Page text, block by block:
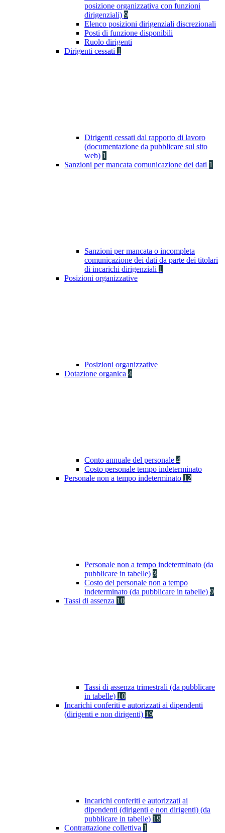
posizione organizzativa con funzioni
dirigenziali) 9
Elenco posizioni dirigenziali discrezionali
Posti di funzione disponibili
Ruolo dirigenti
Dirigenti cessati 1
Dirigenti cessati dal rapporto di lavoro
(documentazione da pubblicare sul sito
web) 1
Sanzioni per mancata comunicazione dei dati 1
Sanzioni per mancata o incompleta
comunicazione dei dati da parte dei titolari
di incarichi dirigenziali 1
Posizioni organizzative
Posizioni organizzative
Dotazione organica 4
Conto annuale del personale 4
Costo personale tempo indeterminato
Personale non a tempo indeterminato 12
Personale non a tempo indeterminato (da
pubblicare in tabelle) 3
Costo del personale non a tempo
indeterminato (da pubblicare in tabelle) 9
Tassi di assenza 10
Tassi di assenza trimestrali (da pubblicare
in tabelle) 10
Incarichi conferiti e autorizzati ai dipendenti
(dirigenti e non dirigenti) 19
Incarichi conferiti e autorizzati ai
dipendenti (dirigenti e non dirigenti) (da
pubblicare in tabelle) 19
Contrattazione collettiva 1